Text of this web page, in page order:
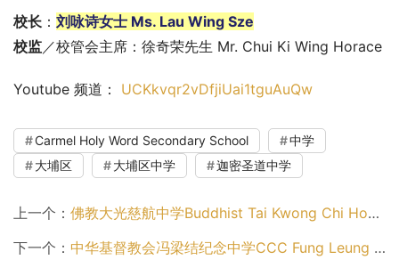
校长 ： 刘咏诗女士 Ms. Lau Wing Sze
校监／校管会主席：徐奇荣先生 Mr. Chui Ki Wing Horace
Youtube 频道： UCKkvqr2vDfjiUai1tguAuQw
Carmel Holy Word Secondary School
中学
大埔区
大埔区中学 迦密圣道中学
上一个： 佛教大光慈航中学Buddhist Tai Kwong Chi Hong College（大埔区中学）
下一个： 中华基督教会冯梁结纪念中学CCC Fung Leung Kit Memorial Secondary School（大埔区中学）